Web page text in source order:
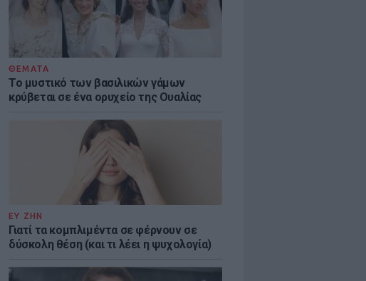
ΘΕΜΑΤΑ
Το μυστικό των βασιλικών γάμων
κρύβεται σε ένα ορυχείο της Ουαλίας
ΕΥ ΖΗΝ
Γιατί τα κομπλιμέντα σε φέρνουν σε
δύσκολη θέση (και τι λέει η ψυχολογία)